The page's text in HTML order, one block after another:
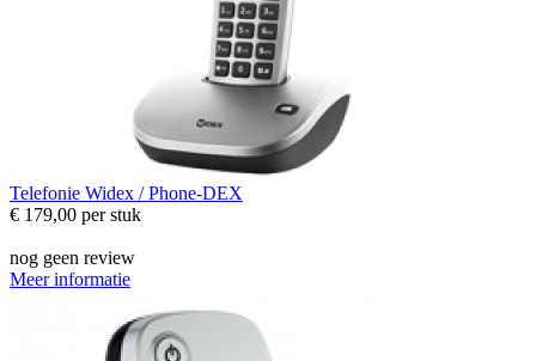
Telefonie Widex / Phone-DEX
€ 179,00 per stuk
nog geen review
Meer informatie